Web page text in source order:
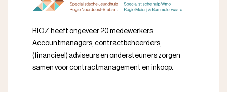
RIOZ heeft ongeveer 20 medewerkers.
Accountmanagers, contractbeheerders,
(financieel) adviseurs en ondersteuners zorgen
samen voor contractmanagement en inkoop.